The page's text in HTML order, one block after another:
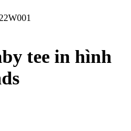
tee in hình